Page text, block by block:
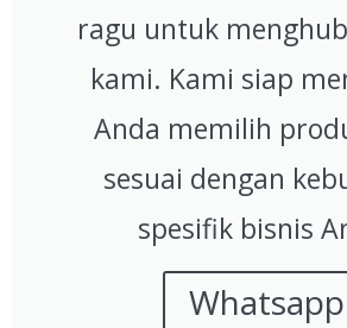
ragu untuk
kami. Kami siap
Anda memilih
sesuai dengan
spesifik bisnis
Whatsapp